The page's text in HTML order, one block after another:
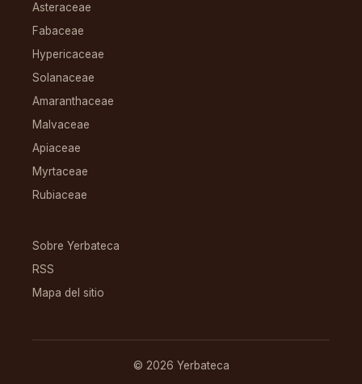
Asteraceae
Fabaceae
Hypericaceae
Solanaceae
Amaranthaceae
Malvaceae
Apiaceae
Myrtaceae
Rubiaceae
Sobre Yerbateca
RSS
Mapa del sitio
© 2026 Yerbateca